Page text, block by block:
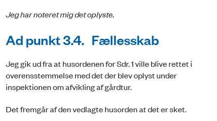
Jeg har noteret mig det oplyste.
Ad punkt 3.4. Fællesskab
Jeg gik ud fra at husordenen for Sdr. 1 ville blive rettet i
overensstemmelse med det der blev oplyst under
inspektionen om afvikling af gårdtur.
Det fremgår af den vedlagte husorden at det er sket.